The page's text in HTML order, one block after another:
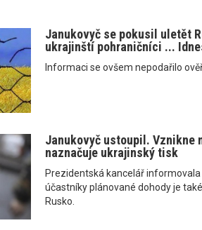
Janukovyč se pokusil uletět
ukrajinští pohraničníci ...
Informaci se ovšem nepodařilo
Janukovyč ustoupil. Vznikne
naznačuje ukrajinský tisk
Prezidentská kancelář informovala
účastníky plánované dohody je
Rusko.